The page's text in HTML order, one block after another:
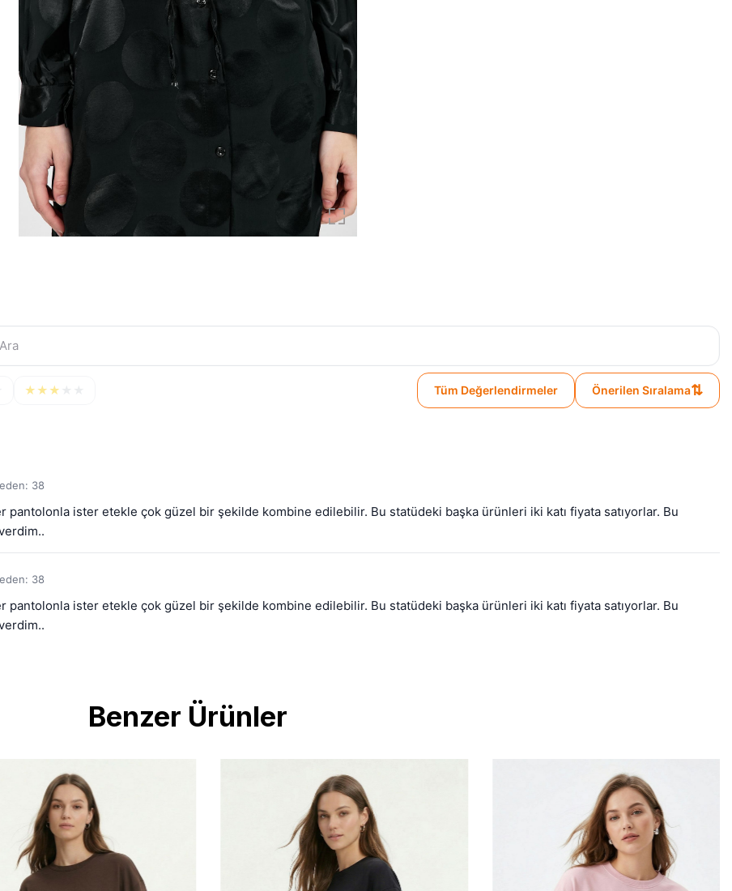
★ ★ ★ Tüm Değerlendirmeler Önerilen Sıralama⇅
38
ister etekle çok güzel bir şekilde kombine edilebilir. Bu statüdeki başka ürünleri iki katı fiyata satıyorlar. Bu
38
ister etekle çok güzel bir şekilde kombine edilebilir. Bu statüdeki başka ürünleri iki katı fiyata satıyorlar. Bu
Benzer Ürünler